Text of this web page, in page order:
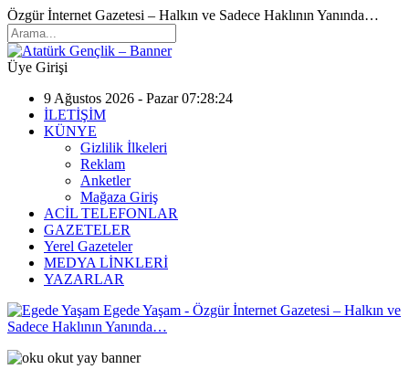
Özgür İnternet Gazetesi – Halkın ve Sadece Haklının Yanında…
Üye Girişi
9 Ağustos 2026 - Pazar 07:28:24
İLETİŞİM
KÜNYE
Gizlilik İlkeleri
Reklam
Anketler
Mağaza Giriş
ACİL TELEFONLAR
GAZETELER
Yerel Gazeteler
MEDYA LİNKLERİ
YAZARLAR
Egede Yaşam - Özgür İnternet Gazetesi – Halkın ve
Sadece Haklının Yanında…